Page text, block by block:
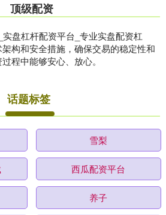
顶级配资
盘杠杆配资平台_专业实盘配资杠
构和安全措施，确保交易的稳定性和
程中能够安心、放心。
话题标签
雪梨
西瓜配资平台
养子